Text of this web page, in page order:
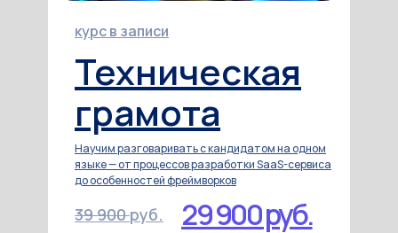
Техническая
грамота
курс в записи
Научим разговаривать с кандидатом на одном
языке — от процессов разработки SaaS-сервиса
до особенностей фреймворков
29 900 руб.
39 900руб.